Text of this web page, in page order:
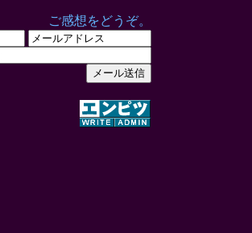
ご感想をどうぞ。